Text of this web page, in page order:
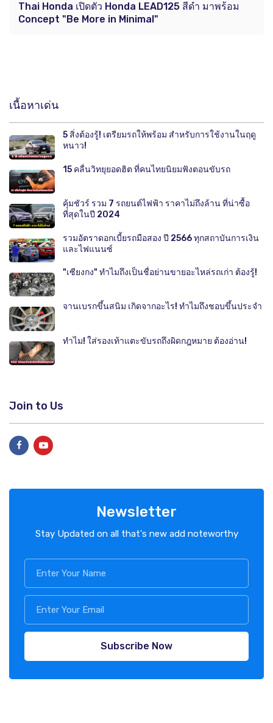
Thai Honda เปิดตัว Honda LEAD125 สีดำ มาพร้อม
Concept "Be More in Minimal"
เนื้อหาเด่น
5 สิ่งต้องรู้! เตรียมรถให้พร้อม สำหรับการใช้งานในฤดู
หนาว!
15 คลื่นวิทยุยอดฮิต ที่คนไทยนิยมฟังตอนขับรถ
คุ้มชัวร์ รวม 7 รถยนต์ไฟฟ้า ราคาไม่ถึงล้าน ที่น่าซื้อ
ที่สุดในปี 2024
รวมอัตราดอกเบี้ยรถมือสอง ปี 2566 ทุกสถาบันการเงิน
และไฟแนนซ์
"เซียงกง" ทำไมถึงเป็นชื่อย่านขายอะไหล่รถเก่า ต้องรู้!
จานเบรกขึ้นสนิม เกิดจากอะไร! ทำไมถึงชอบขึ้นประจำ
ทำไม! ใส่รองเท้าแตะขับรถถึงผิดกฎหมาย ต้องอ่าน!
Join to Us
Newsletter
Stay Updated on all that's new add noteworthy
Subscribe Now